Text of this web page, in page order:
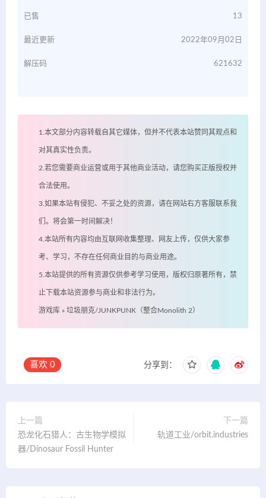
已售 13
最近更新 2022年09月02日
解压码 621632
1.本文部分内容转载自其它媒体，但并不代表本站赞同其观点和
对其真实性负责。
2.若您需要商业运营或用于其他商业活动，请您购买正版授权并
合法使用。
3.如果本站有侵犯、不妥之处的资源，请在网站右方客服联系我
们。将会第一时间解决！
4.本站所有内容均由互联网收集整理、网友上传，仅供大家参
考、学习，不存在任何商业目的与商业用途。
5.本站提供的所有资源仅供参考学习使用，版权归原著所有，禁
止下载本站资源参与商业和非法行为。
游戏库 » 垃圾朋克/JUNKPUNK（整合Monolith 2）
喜欢 0 分享到：
上一篇
恐龙化石猎人：古生物学模拟
器/Dinosaur Fossil Hunter
下一篇
轨道工业/orbit.industries